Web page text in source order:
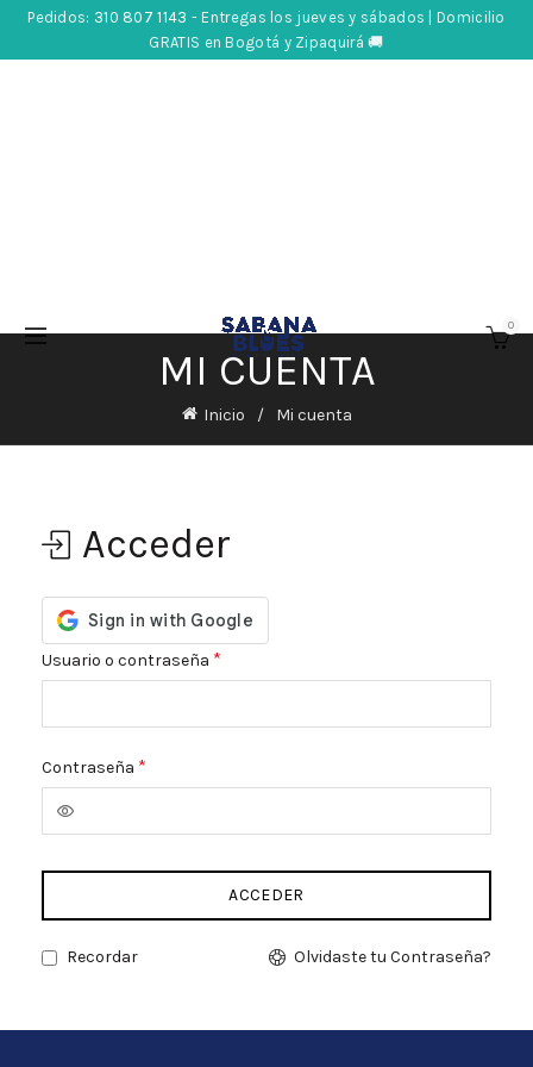
Pedidos: 310 807 1143 - Entregas los jueves y sábados | Domicilio
GRATIS en Bogotá y Zipaquirá 🚚
0
MI CUENTA
Inicio Mi cuenta
Acceder
Usuario o contraseña *
Contraseña *
ACCEDER
Olvidaste tu Contraseña?
Recordar